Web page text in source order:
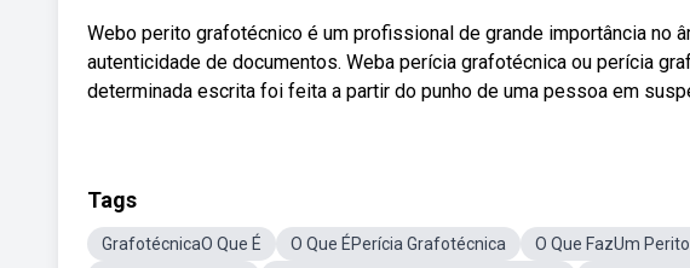
Webo perito grafotécnico é um profissional de grande importância no
autenticidade de documentos. Weba perícia grafotécnica ou perícia
determinada escrita foi feita a partir do punho de uma pessoa em
Tags
GrafotécnicaO Que É O Que ÉPerícia Grafotécnica O Que FazUm